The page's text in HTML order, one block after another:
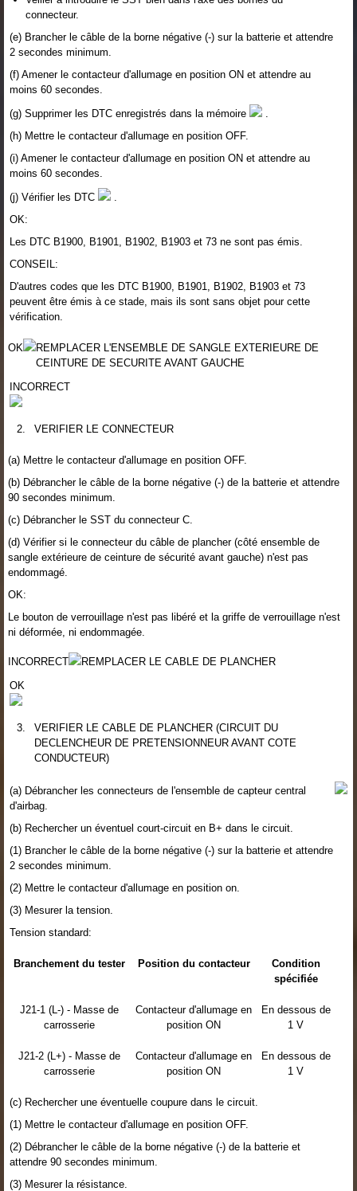
connecteur.
(e) Brancher le câble de la borne négative (-) sur la batterie et attendre
2 secondes minimum.
(f) Amener le contacteur d'allumage en position ON et attendre au
moins 60 secondes.
(g) Supprimer les DTC enregistrés dans la mémoire
(h) Mettre le contacteur d'allumage en position OFF.
(i) Amener le contacteur d'allumage en position ON et attendre au
moins 60 secondes.
(j) Vérifier les DTC
OK:
Les DTC B1900, B1901, B1902, B1903 et 73 ne sont pas émis.
CONSEIL:
D'autres codes que les DTC B1900, B1901, B1902, B1903 et 73
peuvent être émis à ce stade, mais ils sont sans objet pour cette
vérification.
OK
REMPLACER L'ENSEMBLE DE SANGLE EXTERIEURE DE
CEINTURE DE SECURITE AVANT GAUCHE
INCORRECT
2. VERIFIER LE CONNECTEUR
(a) Mettre le contacteur d'allumage en position OFF.
(b) Débrancher le câble de la borne négative (-) de la batterie et attendre
90 secondes minimum.
(c) Débrancher le SST du connecteur C.
(d) Vérifier si le connecteur du câble de plancher (côté ensemble de
sangle extérieure de ceinture de sécurité avant gauche) n'est pas
endommagé.
OK:
Le bouton de verrouillage n'est pas libéré et la griffe de verrouillage n'est
ni déformée, ni endommagée.
INCORRECT
REMPLACER LE CABLE DE PLANCHER
OK
3.
VERIFIER LE CABLE DE PLANCHER (CIRCUIT DU
DECLENCHEUR DE PRETENSIONNEUR AVANT COTE
CONDUCTEUR)
(a) Débrancher les connecteurs de l'ensemble de capteur central
d'airbag.
(b) Rechercher un éventuel court-circuit en B+ dans le circuit.
(1) Brancher le câble de la borne négative (-) sur la batterie et attendre
2 secondes minimum.
(2) Mettre le contacteur d'allumage en position on.
(3) Mesurer la tension.
Tension standard:
Branchement du tester Position du contacteur
Condition
spécifiée
J21-1 (L-) - Masse de
carrosserie
Contacteur d'allumage en
position ON
En dessous de
1 V
J21-2 (L+) - Masse de
carrosserie
Contacteur d'allumage en
position ON
En dessous de
1 V
(c) Rechercher une éventuelle coupure dans le circuit.
(1) Mettre le contacteur d'allumage en position OFF.
(2) Débrancher le câble de la borne négative (-) de la batterie et
attendre 90 secondes minimum.
(3) Mesurer la résistance.